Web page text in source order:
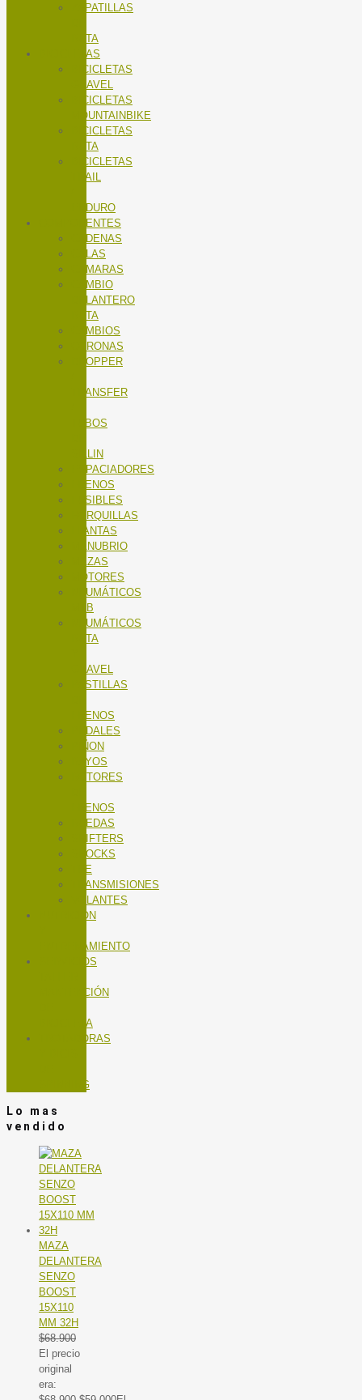
ZAPATILLAS
RUTA
BICICLETAS
BICICLETAS
GRAVEL
BICICLETAS
MOUNTAINBIKE
BICICLETAS
RUTA
BICICLETAS
TRAIL
ENDURO
COMPONENTES
CADENAS
CALAS
CÁMARAS
CAMBIO
DELANTERO
RUTA
CAMBIOS
CORONAS
DROPPER
TRANSFER
TUBOS
SILLIN
ESPACIADORES
FRENOS
FUSIBLES
HORQUILLAS
LLANTAS
MANUBRIO
MAZAS
MOTORES
NEUMÁTICOS
MTB
NEUMÁTICOS
RUTA
GRAVEL
PASTILLAS
FRENOS
PEDALES
PIÑON
RAYOS
ROTORES
FRENOS
RUEDAS
SHIFTERS
SHOCKS
TEE
TRANSMISIONES
VOLANTES
NUTRICIÓN
ENTRENAMIENTO
SERVICIOS
MANTENCIÓN
BICICLETA
TROTADORAS
SPINNING
Lo mas
vendido
MAZA
DELANTERA
SENZO
BOOST
15X110
MM 32H
$68.900
El precio
original
era: